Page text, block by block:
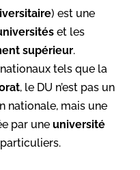
) est une
et les
supérieur.
tels que la
, le DU n’est pas un
nationale, mais une
par une université